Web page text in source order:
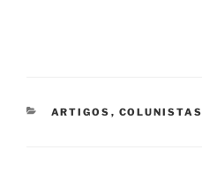
CATEGORIAS
ARTIGOS , COLUNISTAS